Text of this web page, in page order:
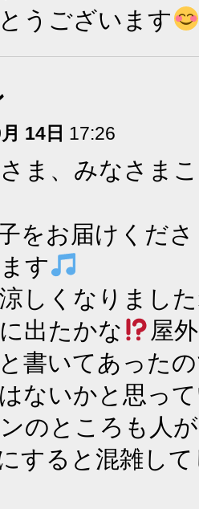
うございます
14日 17:26
ま、みなさま
をお届けくだ
す
しくなりまし
出たかな
屋
書いてあった
ないかと思っ
のところも人
すると混雑し